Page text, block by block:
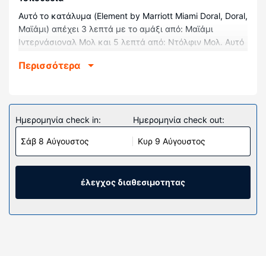
Αυτό το κατάλυμα (Element by Marriott Miami Doral, Doral,
Μαϊάμι) απέχει 3 λεπτά με το αμάξι από: Μαϊάμι
Ιντερνάσιοναλ Μολ και 5 λεπτά από: Ντόλφιν Μολ. Αυτό
(εμπορικό κέντρο) και 19,2 χλμ. από: Μαϊάμι Ντιζάιν
Νιώστε σαν στο σπίτι σας σε ένα από τα 139
κλιματιζόμενα δωμάτια, όπου υπάρχουν φούρνοι
μικροκυμάτων και τηλεοράσεις LCD. Το κρεβάτι σας
διαθέτει πουπουλένια παπλώματα και κλινοσκεπάσματα
υψηλής ποιότητας (premium). Mπορείτε να είστε πάντα
online με δωρεάν ασύρματη πρόσβαση στο ίντερνετ κι
Περισσότερα
Ημερομηνία check in:
Σάβ 8 Αύγουστος
Ημερομηνία check out:
Κυρ 9 Αύγουστος
έλεγχος διαθεσιμοτητας